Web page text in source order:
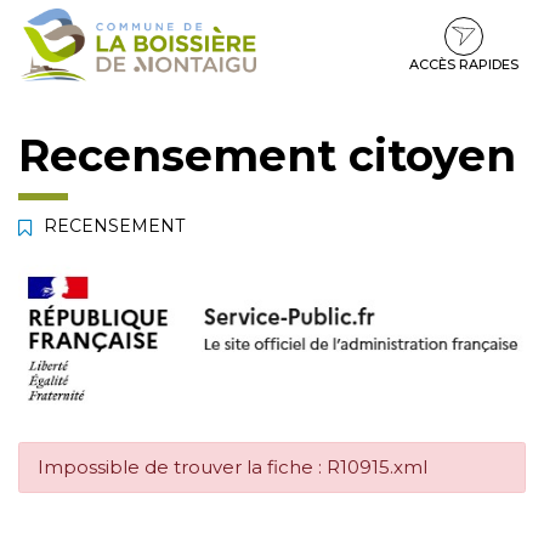
Gestion des traceurs
Aller
Aller
contenu
Aller
pied
ACCÈS RAPIDES
Recensement citoyen
RECENSEMENT
Impossible de trouver la fiche : R10915.xml